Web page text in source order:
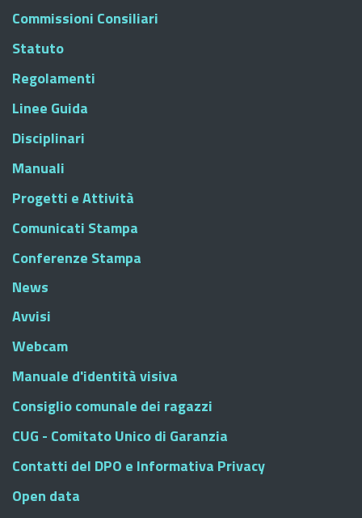
Commissioni Consiliari
Statuto
Regolamenti
Linee Guida
Disciplinari
Manuali
Progetti e Attività
Comunicati Stampa
Conferenze Stampa
News
Avvisi
Webcam
Manuale d'identità visiva
Consiglio comunale dei ragazzi
CUG - Comitato Unico di Garanzia
Contatti del DPO e Informativa Privacy
Open data